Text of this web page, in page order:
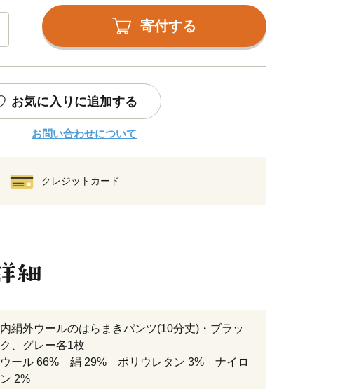
寄付する
お気に入りに追加する
お問い合わせについて
クレジットカード
内絹外ウールのはらまきパンツ(10分丈)・ブラッ
ク、グレー各1枚
ウール 66% 絹 29% ポリウレタン 3% ナイロ
ン 2%